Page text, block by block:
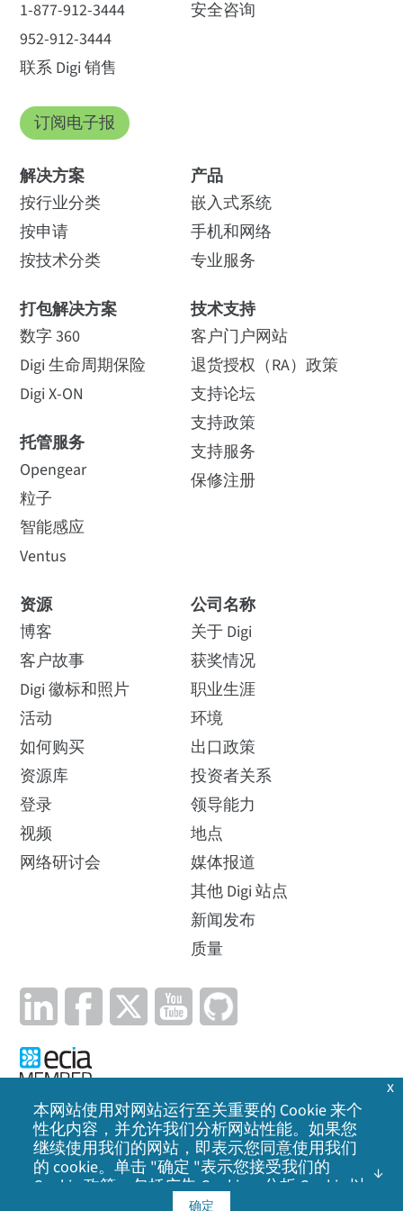
1-877-912-3444
952-912-3444
联系 Digi 销售
安全咨询
订阅电子报
解决方案
按行业分类
按申请
按技术分类
打包解决方案
数字 360
Digi 生命周期保险
Digi X-ON
托管服务
Opengear
粒子
智能感应
Ventus
产品
嵌入式系统
手机和网络
专业服务
技术支持
客户门户网站
退货授权（RA）政策
支持论坛
支持政策
支持服务
保修注册
资源
博客
客户故事
Digi 徽标和照片
活动
如何购买
资源库
登录
视频
网络研讨会
公司名称
关于 Digi
获奖情况
职业生涯
环境
出口政策
投资者关系
领导能力
地点
媒体报道
其他 Digi 站点
新闻发布
质量
隐私政策 | Cookie 政策 | 法律声明 | 网站地图
2026 Digi International Inc. 保留所有权利。
本网站使用对网站运行至关重要的 Cookie 来个
性化内容，并允许我们分析网站性能。如果您
继续使用我们的网站，即表示您同意使用我们
的 cookie。单击 "确定 "表示您接受我们的
Cookie 政策 ，包括广告 Cookie、分析 Cookie 以
及与社交媒体、广告和分析合作伙伴共享信
确定
x